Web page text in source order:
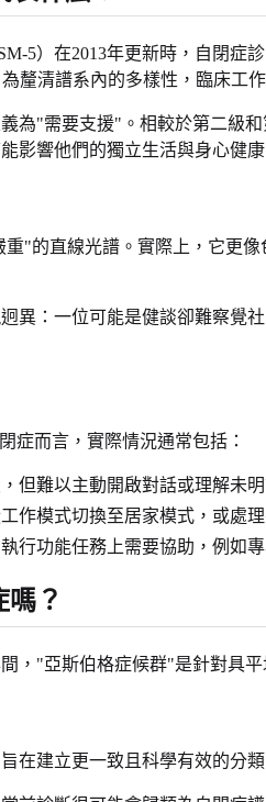
5）在2013年更新時，自閉
釐清譜系內的多樣性，臨床工
為"需要支援"。相較於第二級
影響他們的獨立生活與身心健康
"的直線光譜。實際上，它更
異：一位可能是健談卻難察覺
症而言，實際情況通常包括：
但難以主動開啟對話或理解未
作模式切換至居家模式，或處
行功能任務上需要協助，例如
？
，"亞斯伯格症候群"是針對具
在建立更一致且科學有效的分